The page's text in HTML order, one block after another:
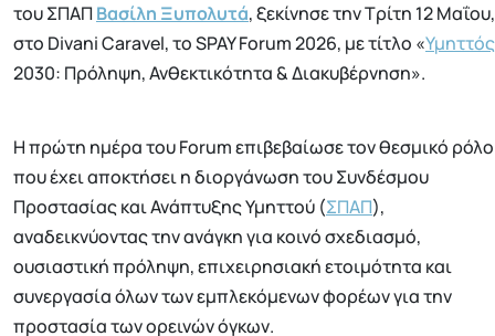
του ΣΠΑΠΒασίλη Ξυπολυτά, ξεκίνησε την Τρίτη 12 Μαΐου,
στο Divani Caravel, το SPAY Forum 2026, με τίτλο «Υμηττός
2030: Πρόληψη, Ανθεκτικότητα & Διακυβέρνηση».
Η πρώτη ημέρα του Forum επιβεβαίωσε τον θεσμικό ρόλο
που έχει αποκτήσει η διοργάνωση του Συνδέσμου
Προστασίας και Ανάπτυξης Υμηττού (ΣΠΑΠ),
αναδεικνύοντας την ανάγκη για κοινό σχεδιασμό,
ουσιαστική πρόληψη, επιχειρησιακή ετοιμότητα και
συνεργασία όλων των εμπλεκόμενων φορέων για την
προστασία των ορεινών όγκων.